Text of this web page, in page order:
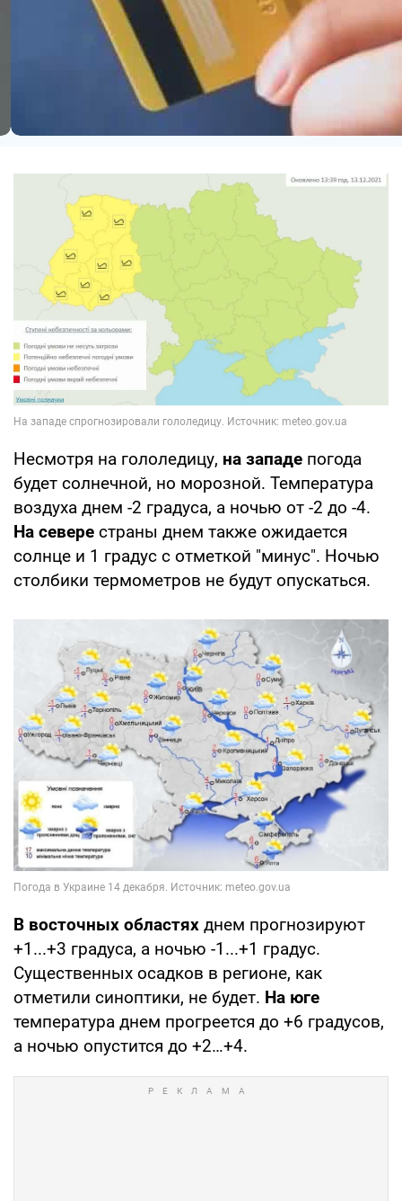
Несмотря на гололедицу, на западе погода
будет солнечной, но морозной. Температура
воздуха днем -2 градуса, а ночью от -2 до -4.
На севере страны днем также ожидается
солнце и 1 градус с отметкой "минус". Ночью
столбики термометров не будут опускаться.
В восточных областях днем прогнозируют
+1...+3 градуса, а ночью -1...+1 градус.
Существенных осадков в регионе, как
отметили синоптики, не будет. На юге
температура днем прогреется до +6 градусов,
а ночью опустится до +2…+4.